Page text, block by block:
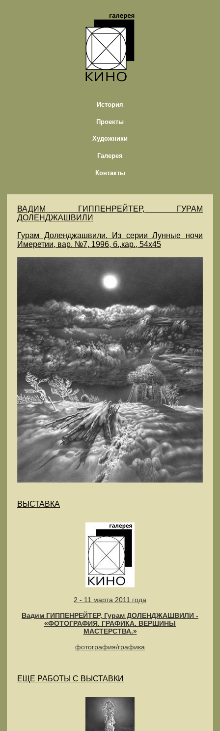
История
Проекты
Художники
Галерея
Контакты
ВАДИМ ГИППЕНРЕЙТЕР, ГУРАМ
ДОЛЕНДЖАШВИЛИ
Гурам Доленджашвили. Из серии Лунные ночи
Имеретии, вар. №7, 1996, б.,кар., 54х45
ВЫСТАВКА
2 - 11 марта 2011 года
Вадим ГИППЕНРЕЙТЕР, Гурам ДОЛЕНДЖАШВИЛИ -
«ФОТОГРАФИЯ. ГРАФИКА. ВЕРШИНЫ
МАСТЕРСТВА.»
фотография/графика
ЕЩЕ РАБОТЫ С ВЫСТАВКИ